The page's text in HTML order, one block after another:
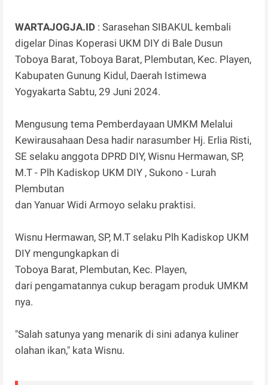
WARTAJOGJA.ID : Sarasehan SIBAKUL kembali
digelar Dinas Koperasi UKM DIY di Bale Dusun
Toboya Barat, Toboya Barat, Plembutan, Kec. Playen,
Kabupaten Gunung Kidul, Daerah Istimewa
Yogyakarta Sabtu, 29 Juni 2024.
Mengusung tema Pemberdayaan UMKM Melalui
Kewirausahaan Desa hadir narasumber Hj. Erlia Risti,
SE selaku anggota DPRD DIY, Wisnu Hermawan, SP,
M.T - Plh Kadiskop UKM DIY , Sukono - Lurah
Plembutan
dan Yanuar Widi Armoyo selaku praktisi.
Wisnu Hermawan, SP, M.T selaku Plh Kadiskop UKM
DIY mengungkapkan di
Toboya Barat, Plembutan, Kec. Playen,
dari pengamatannya cukup beragam produk UMKM
nya.
"Salah satunya yang menarik di sini adanya kuliner
olahan ikan," kata Wisnu.